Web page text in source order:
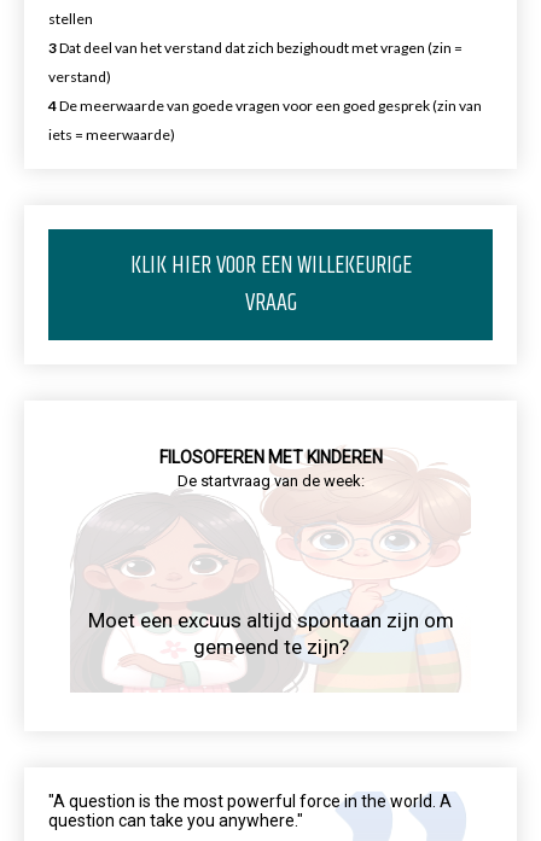
stellen
3Dat deel van het verstand dat zich bezighoudt met vragen (zin =
verstand)
4De meerwaarde van goede vragen voor een goed gesprek (zin van
iets = meerwaarde)
KLIK HIER VOOR EEN WILLEKEURIGE
VRAAG
FILOSOFEREN MET KINDEREN
De startvraag van de week:
Moet een excuus altijd spontaan zijn om
gemeend te zijn?
"A question is the most powerful force in the world. A
question can take you anywhere."